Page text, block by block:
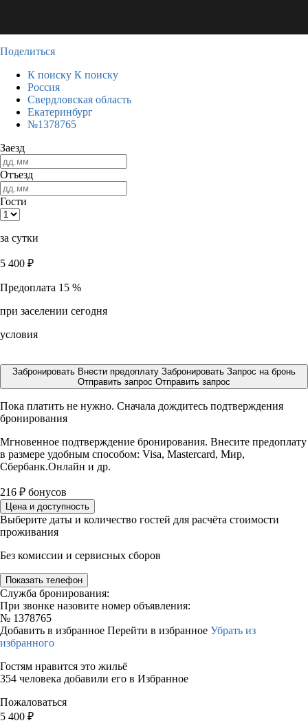
Поделиться
К поиску К поиску
Россия
Свердловская область
Екатеринбург
№1378765
Заезд
Отъезд
Гости
за сутки
5 400 ₽
Предоплата 15 %
при заселении сегодня
условия
Забронировать Внести предоплату Забронировать Запрос на бронь
Отправить запрос Отправить запрос
Пока платить не нужно. Сначала дождитесь подтверждения
бронирования
Мгновенное подтверждение бронирования. Внесите предоплату
в размере удобным способом: Visa, Mastercard, Мир,
Сбербанк.Онлайн и др.
216 ₽ бонусов
Цена и доступность
Выберите даты и количество гостей для расчёта стоимости
проживания
Без комиссии и сервисных сборов
Показать телефон
Служба бронирования:
При звонке назовите номер объявления:
№ 1378765
Добавить в избранное Перейти в избранное Убрать из
избранного
Гостям нравится это жильё
354 человека добавили его в Избранное
Пожаловаться
5 400 ₽